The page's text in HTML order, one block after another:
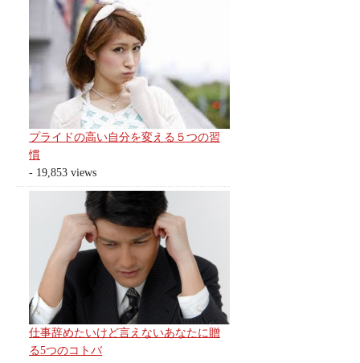
プライドの高い自分を変える５つの習
慣
- 19,853 views
仕事辞めたいけど言えないあなたに贈
る5つのコトバ